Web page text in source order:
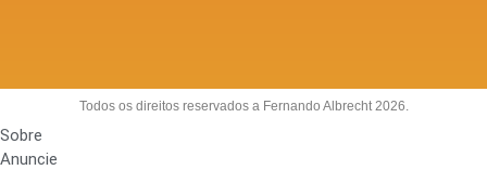
Todos os direitos reservados a Fernando Albrecht 2026.
Sobre
Anuncie